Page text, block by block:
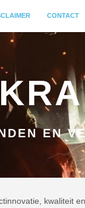
CONTACT
EN
kwaliteit